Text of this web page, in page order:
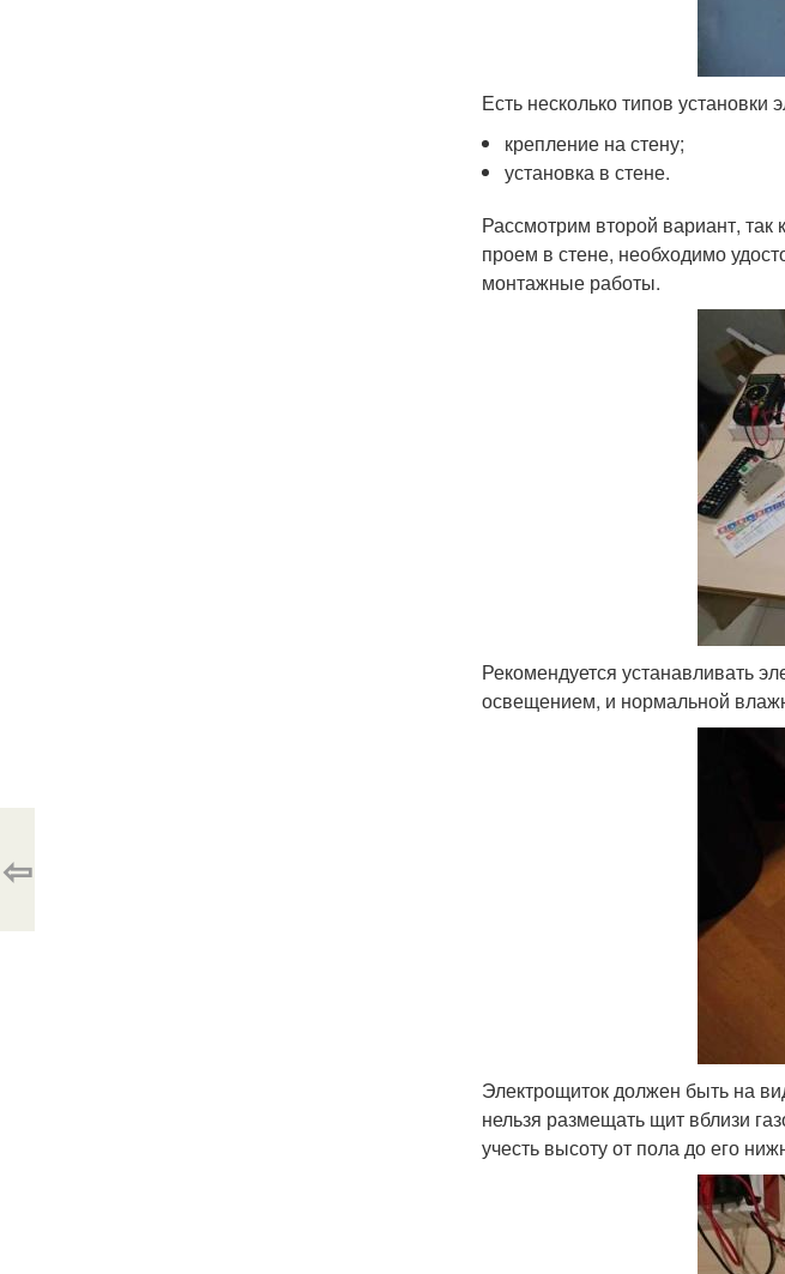
Есть несколько типов установки
крепление на стену;
установка в стене.
Рассмотрим второй вариант,
проем в стене, необходимо
монтажные работы.
Рекомендуется устанавливать
освещением, и нормальной
Электрощиток должен быть на
нельзя размещать щит вблизи
учесть высоту от пола до его
⇦